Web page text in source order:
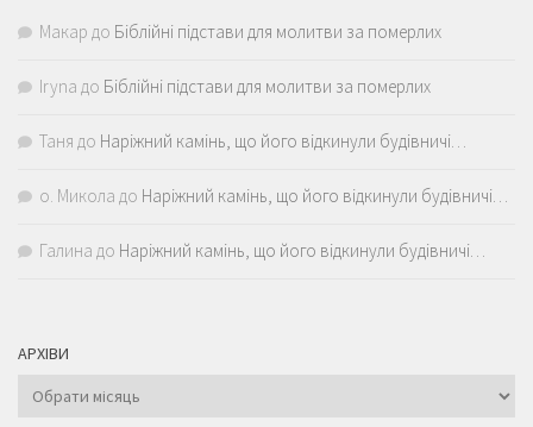
Макар до Біблійні підстави для молитви за померлих
Iryna до Біблійні підстави для молитви за померлих
Таня до Наріжний камінь, що його відкинули будівничі…
о. Микола до Наріжний камінь, що його відкинули будівничі…
Галина до Наріжний камінь, що його відкинули будівничі…
АРХІВИ
Архіви